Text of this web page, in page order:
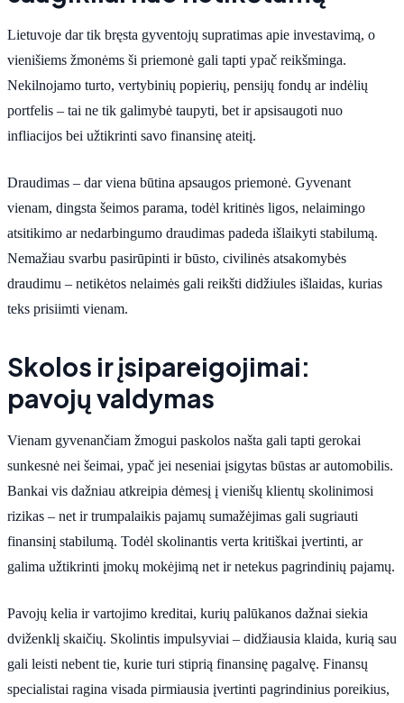
Lietuvoje dar tik bręsta gyventojų supratimas apie investavimą, o
vienišiems žmonėms ši priemonė gali tapti ypač reikšminga.
Nekilnojamo turto, vertybinių popierių, pensijų fondų ar indėlių
portfelis – tai ne tik galimybė taupyti, bet ir apsisaugoti nuo
infliacijos bei užtikrinti savo finansinę ateitį.
Draudimas – dar viena būtina apsaugos priemonė. Gyvenant
vienam, dingsta šeimos parama, todėl kritinės ligos, nelaimingo
atsitikimo ar nedarbingumo draudimas padeda išlaikyti stabilumą.
Nemažiau svarbu pasirūpinti ir būsto, civilinės atsakomybės
draudimu – netikėtos nelaimės gali reikšti didžiules išlaidas, kurias
teks prisiimti vienam.
Skolos ir įsipareigojimai:
pavojų valdymas
Vienam gyvenančiam žmogui paskolos našta gali tapti gerokai
sunkesnė nei šeimai, ypač jei neseniai įsigytas būstas ar automobilis.
Bankai vis dažniau atkreipia dėmesį į vienišų klientų skolinimosi
rizikas – net ir trumpalaikis pajamų sumažėjimas gali sugriauti
finansinį stabilumą. Todėl skolinantis verta kritiškai įvertinti, ar
galima užtikrinti įmokų mokėjimą net ir netekus pagrindinių pajamų.
Pavojų kelia ir vartojimo kreditai, kurių palūkanos dažnai siekia
dviženklį skaičių. Skolintis impulsyviai – didžiausia klaida, kurią sau
gali leisti nebent tie, kurie turi stiprią finansinę pagalvę. Finansų
specialistai ragina visada pirmiausia įvertinti pagrindinius poreikius,